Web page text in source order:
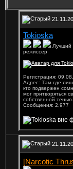
Tokioska
Лучший
режиссер
Регистрация:
Адрес: Там где
кто подвержен
мог притворяться
собственной тенью.
Сообщения: 2,977
[Narcotic